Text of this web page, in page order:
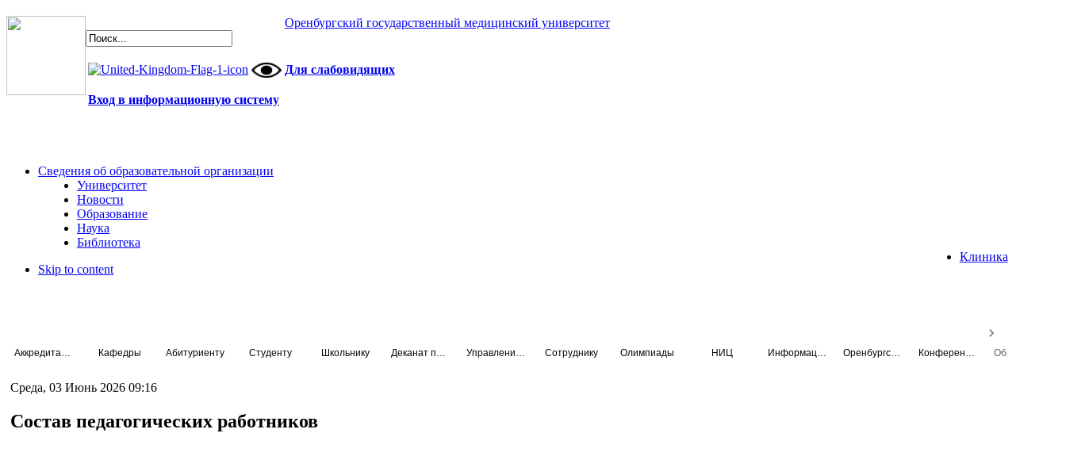
Оренбургский государственный медицинский университет
Для слабовидящих
Вход в информационную систему
Сведения об образовательной организации
Университет
Новости
Образование
Наука
Библиотека
Клиника
Skip to content
Кафедры Абитуриенту Студенту Школьнику Сотруднику Олимпиады НИЦ
Среда, 03 Июнь 2026 09:16
Состав педагогических работников